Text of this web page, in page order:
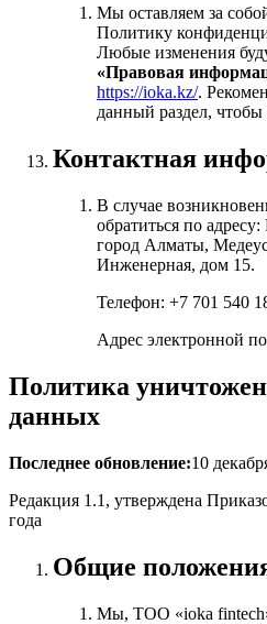
Мы оставляем за
Политику
Любые изменения
«Правовая
https://ioka.kz/.
данный раздел,
Контактная
В случае
обратиться по
город Алматы,
Инженерная, дом 15.
Телефон: +7 701 540
Адрес электронной
Политика
данных
Последнее обновление:10
Редакция 1.1, утверждена
года
Общие
Мы, ТОО «ioka